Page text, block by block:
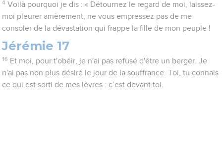
4 Voilà pourquoi je dis : « Détournez le regard de moi, laissez-
moi pleurer amèrement, ne vous empressez pas de me
consoler de la dévastation qui frappe la fille de mon peuple !
Jérémie 17
16 Et moi, pour t'obéir, je n'ai pas refusé d'être un berger. Je
n'ai pas non plus désiré le jour de la souffrance. Toi, tu connais
ce qui est sorti de mes lèvres : c’est devant toi.